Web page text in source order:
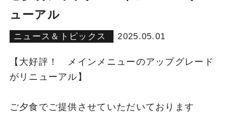
ューアル
ニュース＆トピックス 2025.05.01
【大好評！ メインメニューのアップグレード
がリニューアル】
ご夕食でご提供させていただいております